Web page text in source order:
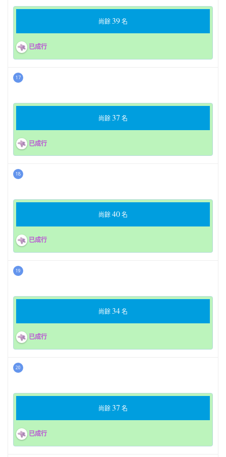
尚餘39名
已成行
17
尚餘37 名
已成行
18
尚餘40名
已成行
19
尚餘34名
已成行
20
尚餘37 名
已成行